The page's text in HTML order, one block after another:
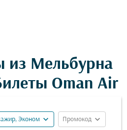
из Мельбурна
Oman Air
Эконом expand_more Промокод expand_more